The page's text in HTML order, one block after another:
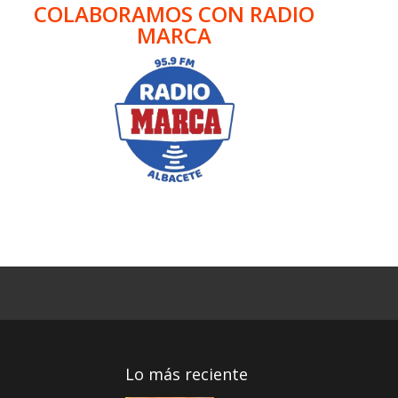
COLABORAMOS CON RADIO
MARCA
Lo más reciente